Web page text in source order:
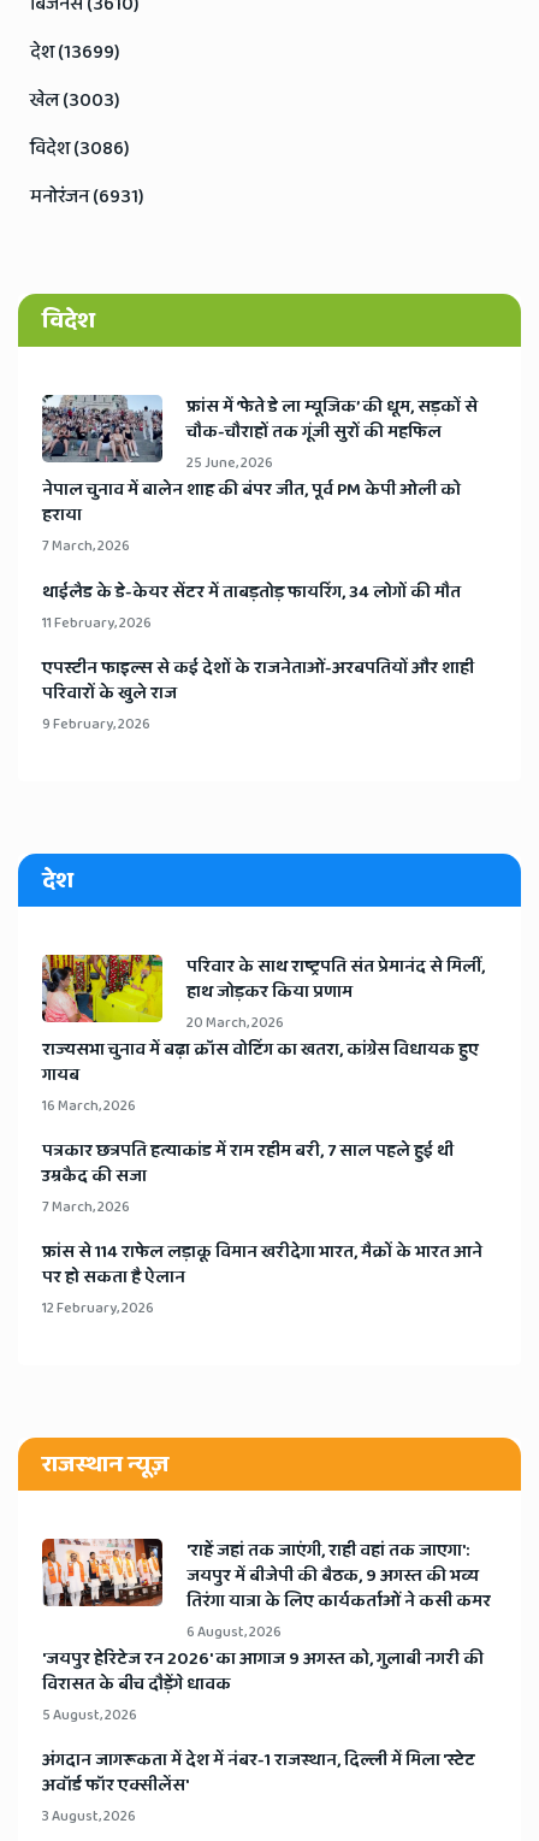
देश (13699)
खेल (3003)
विदेश (3086)
मनोरंजन (6931)
विदेश
​फ्रांस में ‘फेते डे ला म्यूजिक’ की धूम, सड़कों से
चौक-चौराहों तक गूंजी सुरों की महफिल
25 June, 2026
​नेपाल चुनाव में बालेन शाह की बंपर जीत, पूर्व PM केपी ओली को
हराया
7 March, 2026
​थाईलैड के डे-केयर सेंटर में ताबड़तोड़ फायरिंग, 34 लोगों की मौत
11 February, 2026
​एपस्टीन फाइल्स से कई देशों के राजनेताओं-अरबपतियों और शाही
परिवारों के खुले राज
9 February, 2026
देश
​परिवार के साथ राष्ट्रपति संत प्रेमानंद से मिलीं,
हाथ जोड़कर किया प्रणाम
20 March, 2026
​राज्यसभा चुनाव में बढ़ा क्रॉस वोटिंग का खतरा, कांग्रेस विधायक हुए
गायब
16 March, 2026
​पत्रकार छत्रपति हत्याकांड में राम रहीम बरी, 7 साल पहले हुई थी
उम्रकैद की सजा
7 March, 2026
​फ्रांस से 114 राफेल लड़ाकू विमान खरीदेगा भारत, मैक्रों के भारत आने
पर हो सकता है ऐलान
12 February, 2026
राजस्थान न्यूज़
'राहें जहां तक जाएंगी, राही वहां तक जाएगा':
जयपुर में बीजेपी की बैठक, 9 अगस्त की भव्य
तिरंगा यात्रा के लिए कार्यकर्ताओं ने कसी कमर
6 August, 2026
​'जयपुर हेरिटेज रन 2026' का आगाज 9 अगस्त को, गुलाबी नगरी की
विरासत के बीच दौड़ेंगे धावक
5 August, 2026
अंगदान जागरूकता में देश में नंबर-1 राजस्थान, दिल्ली में मिला 'स्टेट
अवॉर्ड फॉर एक्सीलेंस'
3 August, 2026